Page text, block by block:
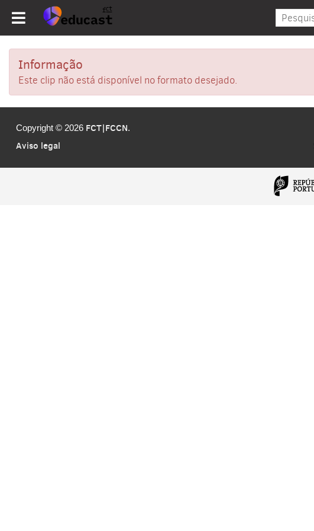
Informação
Este clip não está disponível no formato desejado.
Copyright © 2026 FCT|FCCN.
Aviso legal